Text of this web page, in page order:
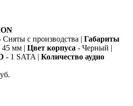
Сняты с производства | Габариты
45 мм | Цвет корпуса - Черный |
- 1 SATA | Количество аудио